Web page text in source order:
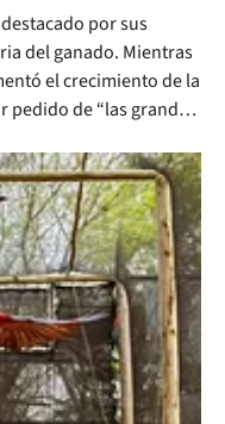
por sus
del ganado. Mientras
el crecimiento de la
pedido de “las grandes